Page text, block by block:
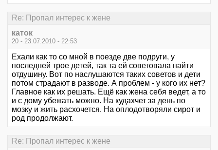
Re: Пропал интерес к жене
каток
20 - 23.07.2010 - 22:53
Ехали как то со мной в поезде две подруги, у
последней трое детей, так та ей советовала найти
отдушину. Вот по наслушаются таких советов и дети
потом страдают в разводе. А проблем - у кого их нет?
Главное как их решать. Ещё как жена себя ведет, а то
и с дому убежать можно. На кудахчет за день по
мозку и жить расхочется. На оплодотворяли сирот и
род продолжают.
Re: Пропал интерес к жене